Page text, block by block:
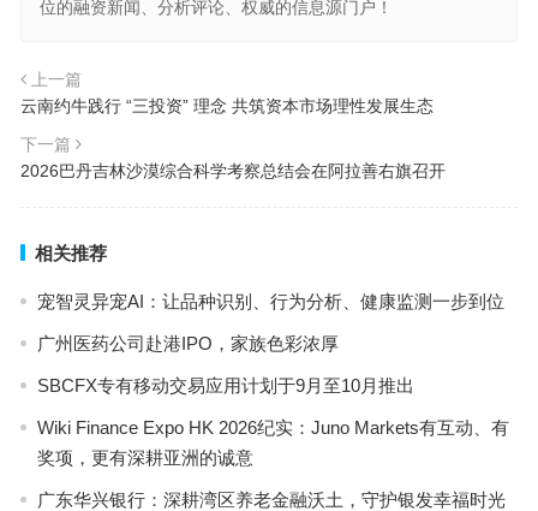
位的融资新闻、分析评论、权威的信息源门户！
上一篇
云南约牛践行 “三投资” 理念 共筑资本市场理性发展生态
下一篇
2026巴丹吉林沙漠综合科学考察总结会在阿拉善右旗召开
相关推荐
宠智灵异宠AI：让品种识别、行为分析、健康监测一步到位
广州医药公司赴港IPO，家族色彩浓厚
SBCFX专有移动交易应用计划于9月至10月推出
Wiki Finance Expo HK 2026纪实：Juno Markets有互动、有
奖项，更有深耕亚洲的诚意
广东华兴银行：深耕湾区养老金融沃土，守护银发幸福时光